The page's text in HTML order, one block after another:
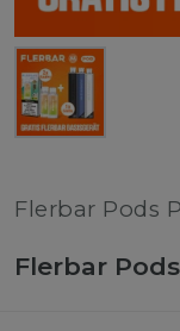
Flerbar Pods
Flerbar Pods